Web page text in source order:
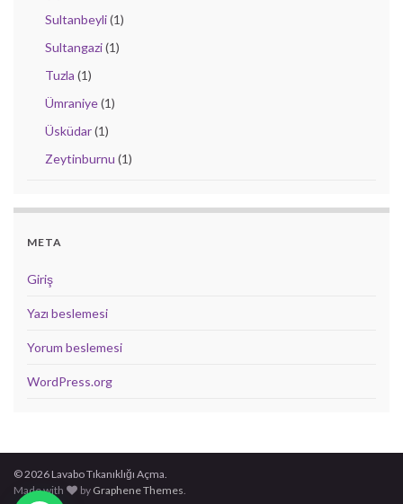
Sultanbeyli(1)
Sultangazi(1)
Tuzla (1)
Ümraniye(1)
Üsküdar(1)
Zeytinburnu (1)
META
Giriş
Yazı beslemesi
Yorum beslemesi
WordPress.org
© 2026 Lavabo Tıkanıklığı Açma.
Made with
by Graphene Themes